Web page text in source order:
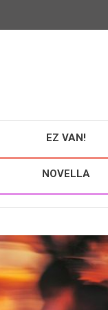
EZ VAN!
NOVELLA